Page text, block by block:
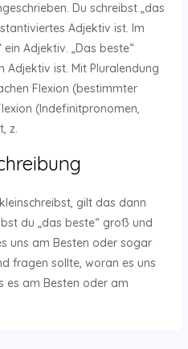
Du schreibst „das
Adjektiv ist. Im
Adjektiv. „Das beste“
Adjektiv ist. Mit Pluralendung
Flexion (bestimmter
(Indefinitpronomen,
z.
gilt das dann
du „das beste“ groß und
uns am Besten oder sogar
fragen sollte, woran es uns
es am Besten oder am